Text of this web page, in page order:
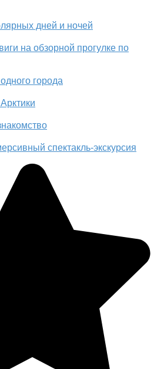
дней и ночей
на обзорной прогулке по
города
спектакль-экскурсия